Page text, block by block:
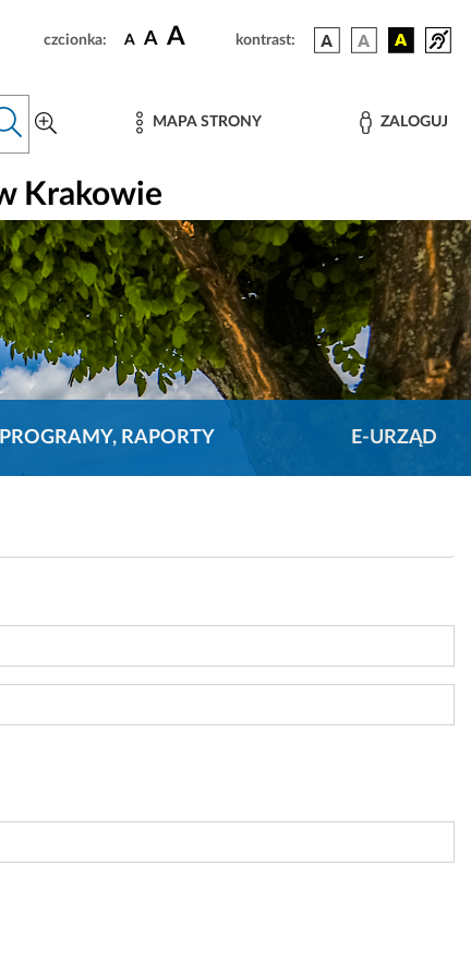
czcionka: A A A kontrast:
MAPA STRONY ZALOGUJ
Krakowie
RAPORTY E-URZĄD